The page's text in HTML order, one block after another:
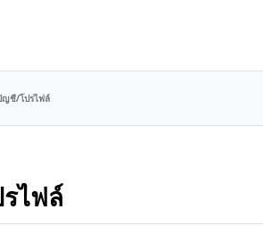
ชี/โปรไฟล์
ไฟล์